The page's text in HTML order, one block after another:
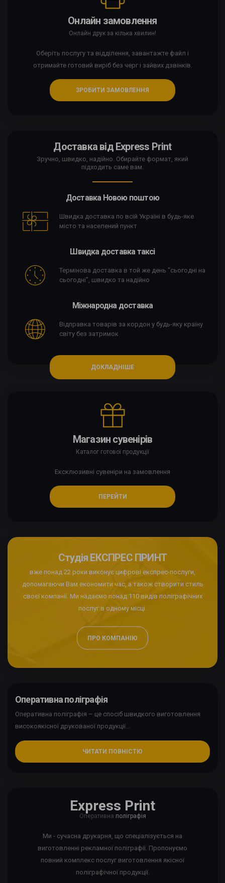
Онлайн замовлення
Онлайн друк за кілька хвилин!
Оберіть послугу та відділення, завантажте файл і
отримайте готовий виріб без черг і зайвих дзвінків.
ЗРОБИТИ ЗАМОВЛЕННЯ
Доставка від Express Print
Зручно, швидко, надійно. Обирайте формат, який
підходить саме вам.
Доставка Новою поштою
Швидка доставка по всій Україні в будь-яке
місто та населений пункт
Швидка доставка таксі
Термінова доставка в той же день "сьогодні на
сьогодні", швидко та надійно
Міжнародна доставка
Відправка товарів за кордон у будь-яку країну
світу без затримок
ДОКЛАДНІШЕ
Магазин сувенірів
Каталог готової продукції
Ексклюзивні сувеніри на замовлення
ПЕРЕЙТИ
Студія ЕКСПРЕС ПРИНТ
вже понад 22 роки виконує цифрові експрес-послуги,
допомагаючи Вам економити час, а також створити стиль
своєї компанії. Ми надаємо понад 110 видів поліграфічних
послуг в одному місці.
ПРО КОМПАНІЮ
Оперативна поліграфія
Оперативна поліграфія – це спосіб швидкого виготовлення
високоякісної друкованої продукції...
ЧИТАТИ ПОВНІСТЮ
Express Print
Оперативна поліграфія
Ми - сучасна друкарня, що спеціалізується на
виготовленні рекламної поліграфії. Пропонуємо
повний комплекс послуг виготовлення якісної
поліграфічної продукції.